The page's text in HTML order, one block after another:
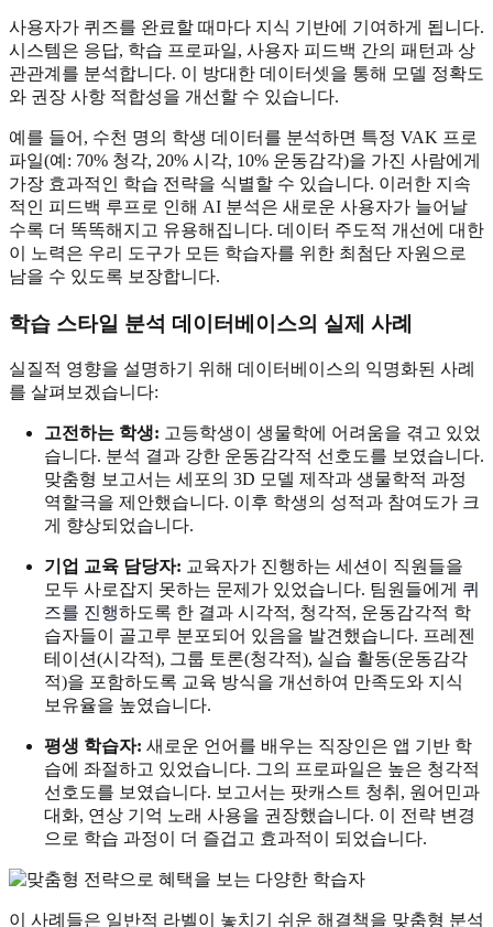
사용자가 퀴즈를 완료할 때마다 지식 기반에 기여하게 됩니다.
시스템은 응답, 학습 프로파일, 사용자 피드백 간의 패턴과 상
관관계를 분석합니다. 이 방대한 데이터셋을 통해 모델 정확도
와 권장 사항 적합성을 개선할 수 있습니다.
예를 들어, 수천 명의 학생 데이터를 분석하면 특정 VAK 프로
파일(예: 70% 청각, 20% 시각, 10% 운동감각)을 가진 사람에게
가장 효과적인 학습 전략을 식별할 수 있습니다. 이러한 지속
적인 피드백 루프로 인해 AI 분석은 새로운 사용자가 늘어날
수록 더 똑똑해지고 유용해집니다. 데이터 주도적 개선에 대한
이 노력은 우리 도구가 모든 학습자를 위한 최첨단 자원으로
남을 수 있도록 보장합니다.
학습 스타일 분석 데이터베이스의 실제 사례
실질적 영향을 설명하기 위해 데이터베이스의 익명화된 사례
를 살펴보겠습니다:
고전하는 학생: 고등학생이 생물학에 어려움을 겪고 있었
습니다. 분석 결과 강한 운동감각적 선호도를 보였습니다.
맞춤형 보고서는 세포의 3D 모델 제작과 생물학적 과정
역할극을 제안했습니다. 이후 학생의 성적과 참여도가 크
게 향상되었습니다.
기업 교육 담당자: 교육자가 진행하는 세션이 직원들을
모두 사로잡지 못하는 문제가 있었습니다. 팀원들에게 퀴
즈를 진행하도록 한 결과 시각적, 청각적, 운동감각적 학
습자들이 골고루 분포되어 있음을 발견했습니다. 프레젠
테이션(시각적), 그룹 토론(청각적), 실습 활동(운동감각
적)을 포함하도록 교육 방식을 개선하여 만족도와 지식
보유율을 높였습니다.
평생 학습자: 새로운 언어를 배우는 직장인은 앱 기반 학
습에 좌절하고 있었습니다. 그의 프로파일은 높은 청각적
선호도를 보였습니다. 보고서는 팟캐스트 청취, 원어민과
대화, 연상 기억 노래 사용을 권장했습니다. 이 전략 변경
으로 학습 과정이 더 즐겁고 효과적이 되었습니다.
이 사례들은 일반적 라벨이 놓치기 쉬운 해결책을 맞춤형 분석